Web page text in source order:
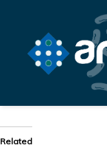
Related